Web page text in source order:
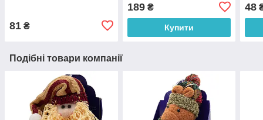
81 ₴
189₴
Купити
48
Подібні товари компанії